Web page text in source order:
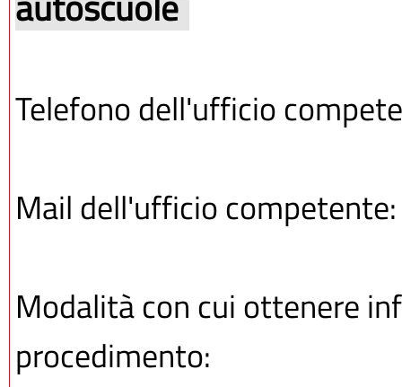
Telefono dell'ufficio
Mail dell'ufficio
Modalità con cui ottenere
procedimento: